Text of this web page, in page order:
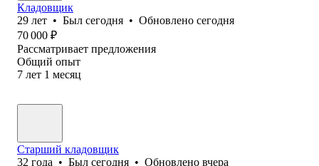
Кладовщик
29 лет • Был сегодня • Обновлено сегодня
70 000 ₽
Рассматривает предложения
Общий опыт
7 лет 1 месяц
Старший кладовщик
32 года • Был сегодня • Обновлено вчера